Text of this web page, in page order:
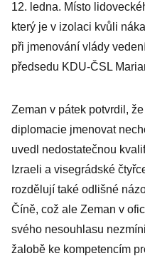
12. ledna. Místo
který je v izolaci kvůli
při jmenování vlády
předsedu KDU-ČSL
Zeman v pátek potvrdil,
diplomacie jmenovat
uvedl nedostatečnou
Izraeli a visegrádské
rozdělují také odlišné
Číně, což ale Zeman v
svého nesouhlasu
žalobě ke kompetencím